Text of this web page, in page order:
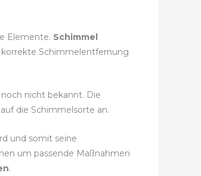
Elemente. Schimmel
Schimmelentfernung
nicht bekannt. Die
die Schimmelsorte an.
und somit seine
um passende Maßnahmen
.